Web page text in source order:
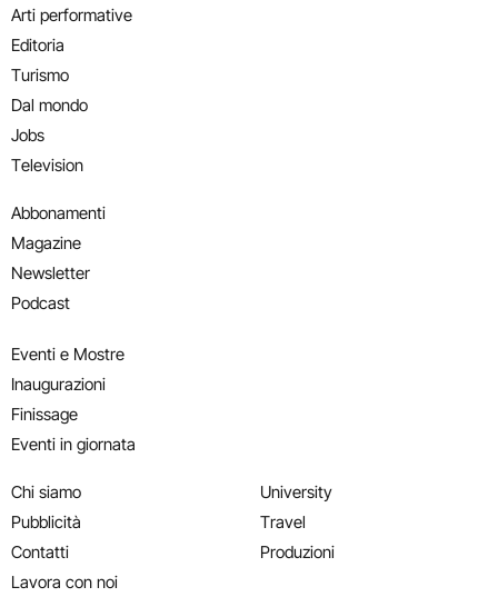
Arti performative
Editoria
Turismo
Dal mondo
Jobs
Television
Abbonamenti
Magazine
Newsletter
Podcast
Eventi e Mostre
Inaugurazioni
Finissage
Eventi in giornata
Chi siamo
Pubblicità
Contatti
Lavora con noi
University
Travel
Produzioni